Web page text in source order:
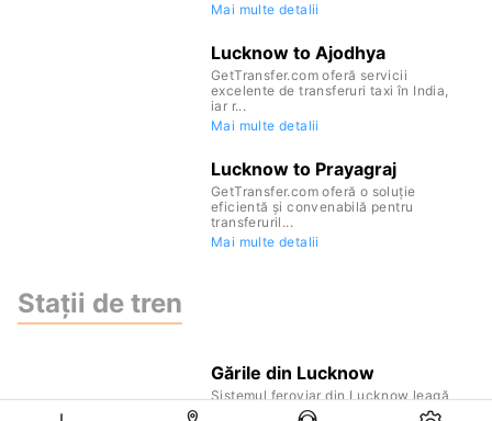
Mai multe detalii
Lucknow to Ajodhya
GetTransfer.com oferă servicii
excelente de transferuri taxi în India,
iar r...
Mai multe detalii
Lucknow to Prayagraj
GetTransfer.com oferă o soluție
eficientă și convenabilă pentru
transferuril...
Mai multe detalii
Stații de tren
Gările din Lucknow
Sistemul feroviar din Lucknow leagă
orașul de principalele centre ale